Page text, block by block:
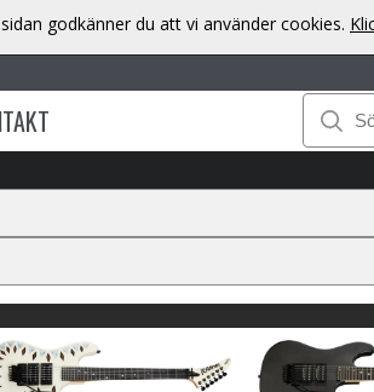
godkänner du att vi använder cookies.